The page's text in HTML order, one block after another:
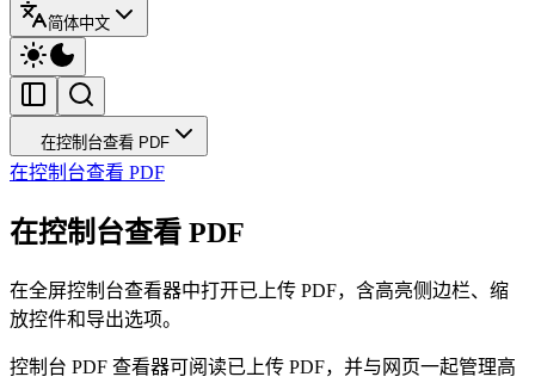
简体中文
在控制台查看 PDF
在控制台查看 PDF
在控制台查看 PDF
在全屏控制台查看器中打开已上传 PDF，含高亮侧边栏、缩
放控件和导出选项。
控制台 PDF 查看器可阅读已上传 PDF，并与网页一起管理高